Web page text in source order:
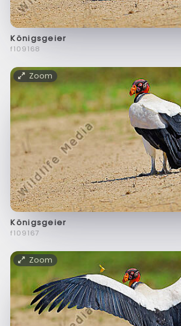
Königsgeier
f109168
Zoom
Königsgeier
f109167
Zoom